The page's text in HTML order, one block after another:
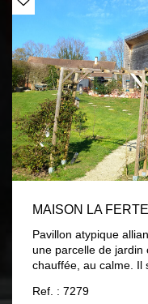
MAISON LA
Pavillon atypique
une parcelle de jardin
chauffée, au calme. Il
vous accédez sur une
Ref. : 7279